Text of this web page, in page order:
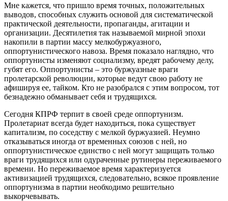
Мне кажется, что пришло время точных, положительных
выводов, способных служить основой для систематической
практической деятельности, пропаганды, агитации и
организации. Десятилетия так называемой мирной эпохи
накопили в партии массу мелкобуржуазного,
оппортунистического навоза. Время показало наглядно, что
оппортунисты изменяют социализму, вредят рабочему делу,
губят его. Оппортунисты – это буржуазные враги
пролетарской революции, которые ведут свою работу не
афишируя ее, тайком. Кто не разобрался с этим вопросом, тот
безнадежно обманывает себя и трудящихся.
Сегодня КПРФ терпит в своей среде оппортунизм.
Пролетариат всегда будет находиться, пока существует
капитализм, по соседству с мелкой буржуазией. Неумно
отказываться иногда от временных союзов с ней, но
оппортунистическое единство с ней могут защищать только
враги трудящихся или одураченные рутинеры переживаемого
времени. Но переживаемое время характеризуется
активизацией трудящихся, следовательно, всякое проявление
оппортунизма в партии необходимо решительно
выкорчевывать.